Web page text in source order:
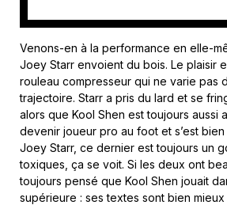
Venons-en à la performance en elle-
Joey Starr envoient du bois. Le plaisir
rouleau compresseur qui ne varie pas
trajectoire. Starr a pris du lard et se
alors que Kool Shen est toujours aussi
devenir joueur pro au foot et s’est
Joey Starr, ce dernier est toujours un
toxiques, ça se voit. Si les deux ont
toujours pensé que Kool Shen jouait
supérieure : ses textes sont bien mieux